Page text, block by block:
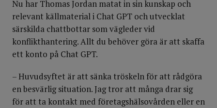
Nu har Thomas Jordan matat in sin kunskap och
relevant källmaterial i Chat GPT och utvecklat
särskilda chattbottar som vägleder vid
konflikthantering. Allt du behöver göra är att skaffa
ett konto på Chat GPT.
– Huvudsyftet är att sänka tröskeln för att rådgöra
en besvärlig situation. Jag tror att många drar sig
för att ta kontakt med företagshälsovården eller en